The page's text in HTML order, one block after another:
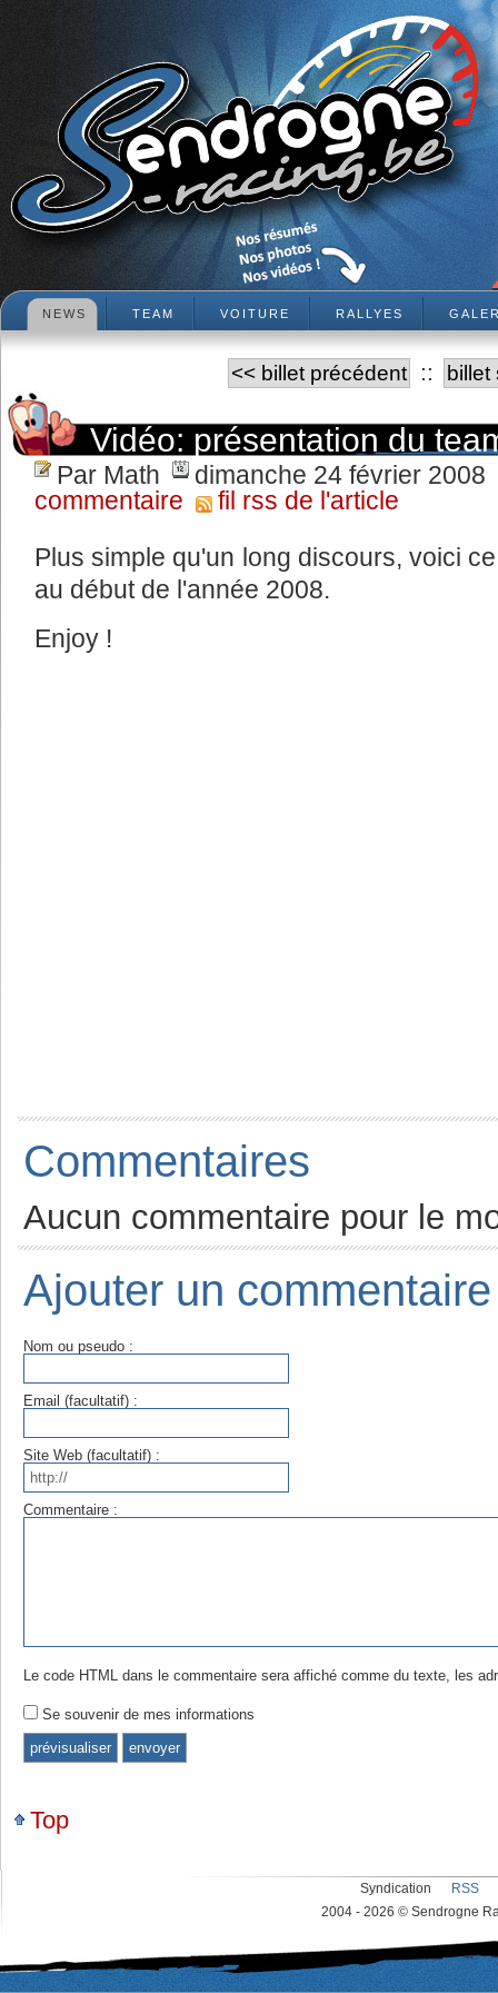
NEWS TEAM VOITURE RALLYES
<< billet précédent :: billet
Vidéo: présentation du
Par Math
dimanche 24 février 2008
commentaire
fil rss de l'article
Plus simple qu'un long discours, voici
au début de l'année 2008.
Enjoy !
Commentaires
Aucun commentaire pour le
Ajouter un commentaire
Nom ou pseudo :
Email (facultatif) :
Site Web (facultatif) :
Commentaire :
Le code HTML dans le commentaire sera affiché comme du texte, les
Se souvenir de mes informations
Top
Syndication RSS
2004 - 2026 © Sendrogne